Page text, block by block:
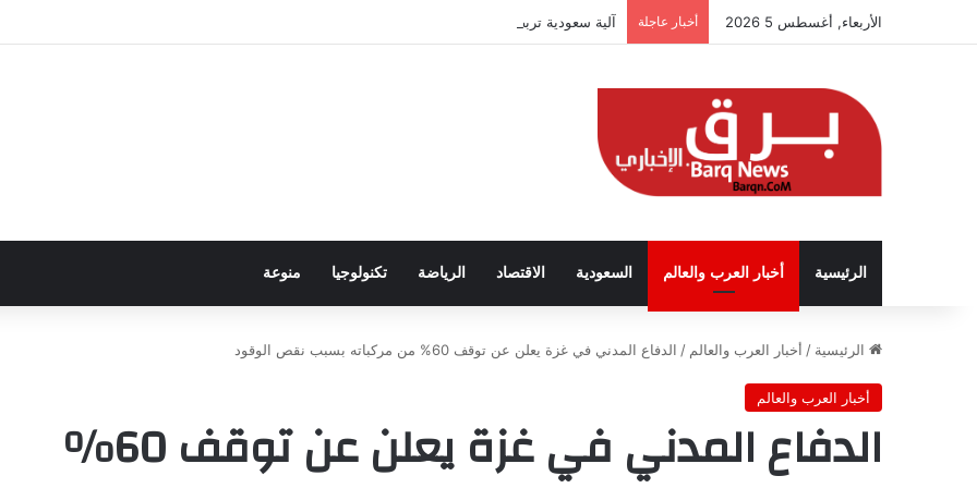
الأربعاء, أغسطس 5 2026 أخبار عاجلة آلية سعودية تربط الحضور باجتياز الدورات
الرئيسية أخبار العرب والعالم السعودية الاقتصاد الرياضة تكنولوجيا منوعة
الرئيسية / أخبار العرب والعالم / الدفاع المدني في غزة يعلن عن توقف 60% من مركباته بسبب نقص الوقود
أخبار العرب والعالم
الدفاع المدني في غزة يعلن عن توقف 60%